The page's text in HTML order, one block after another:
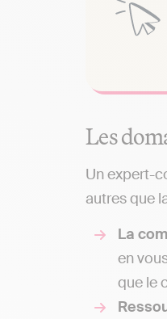
Les
Un expert-
autres que
La
en
que le